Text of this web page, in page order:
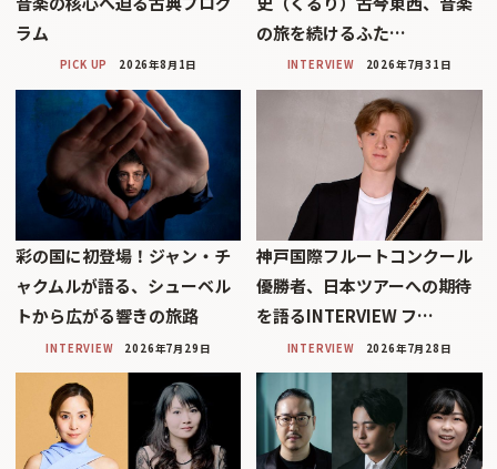
ラム
PICK UP 2026年8月1日
の旅を続けるふた…
INTERVIEW 2026年7月31日
彩の国に初登場！ジャン・チ
ャクムルが語る、シューベル
トから広がる響きの旅路
INTERVIEW 2026年7月29日
神戸国際フルートコンクール
優勝者、日本ツアーへの期待
を語るINTERVIEW フ…
INTERVIEW 2026年7月28日